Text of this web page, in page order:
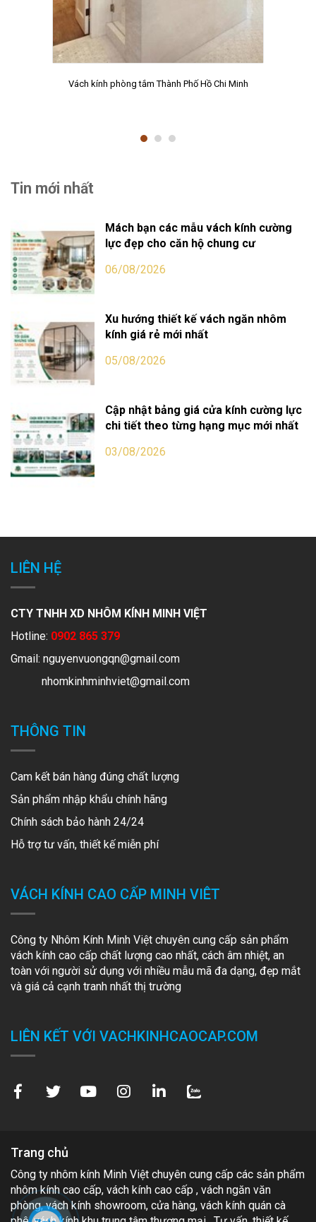
Vách kính phòng tắm Thành Phố Hồ Chi Minh
Tin mới nhất
Mách bạn các mẫu vách kính cường
lực đẹp cho căn hộ chung cư
06/08/2026
Xu hướng thiết kế vách ngăn nhôm
kính giá rẻ mới nhất
05/08/2026
Cập nhật bảng giá cửa kính cường lực
chi tiết theo từng hạng mục mới nhất
03/08/2026
Trang chủ
Công ty nhôm kính Minh Việt chuyên cung cấp các sản phẩm
nhôm kính cao cấp, vách kính cao cấp , vách ngăn văn
phòng, vách kính showroom, cửa hàng, vách kính quán cà
LIÊN HỆ
CTY TNHH XD NHÔM KÍNH MINH VIỆT
Hotline: 0902 865 379
Gmail: nguyenvuongqn@gmail.com
nhomkinhminhviet@gmail.com
THÔNG TIN
Cam kết bán hàng đúng chất lượng
Sản phẩm nhập khẩu chính hãng
Chính sách bảo hành 24/24
Hỗ trợ tư vấn, thiết kế miễn phí
VÁCH KÍNH CAO CẤP MINH VIÊT
Công ty Nhôm Kính Minh Việt chuyên cung cấp sản phẩm
vách kính cao cấp chất lượng cao nhất, cách âm nhiệt, an
toàn với người sử dụng với nhiều mẫu mã đa dạng, đẹp mắt
và giá cả cạnh tranh nhất thị trường
LIÊN KẾT VỚI VACHKINHCAOCAP.COM